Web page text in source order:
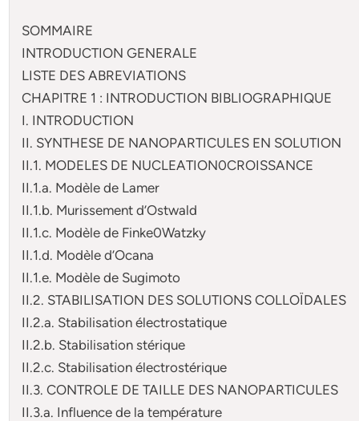
SOMMAIRE
INTRODUCTION GENERALE
LISTE DES ABREVIATIONS
CHAPITRE 1 : INTRODUCTION BIBLIOGRAPHIQUE
I. INTRODUCTION
II. SYNTHESE DE NANOPARTICULES EN SOLUTION
II.1. MODELES DE NUCLEATION0CROISSANCE
II.1.a. Modèle de Lamer
II.1.b. Murissement d’Ostwald
II.1.c. Modèle de Finke0Watzky
II.1.d. Modèle d’Ocana
II.1.e. Modèle de Sugimoto
II.2. STABILISATION DES SOLUTIONS COLLOÏDALES
II.2.a. Stabilisation électrostatique
II.2.b. Stabilisation stérique
II.2.c. Stabilisation électrostérique
II.3. CONTROLE DE TAILLE DES NANOPARTICULES
II.3.a. Influence de la température